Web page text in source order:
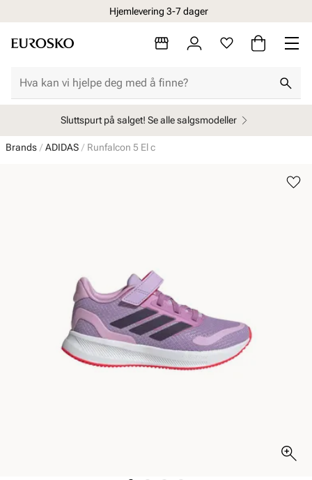
Hjemlevering 3-7 dager
Sluttspurt på salget! Se alle salgsmodeller
Brands ADIDAS Runfalcon 5 El c